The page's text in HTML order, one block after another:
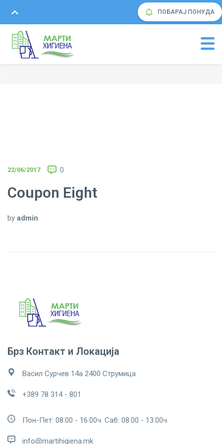
ПОБАРАЈ ПОНУДА
22/06/2017 0
Coupon Eight
by admin
Брз Контакт и Локација
Васил Сурчев 14а 2400 Струмица
+389 78 314 - 801
Пон-Пет: 08:00 - 16:00ч. Саб: 08:00 - 13:00ч.
info@martihigiena.mk